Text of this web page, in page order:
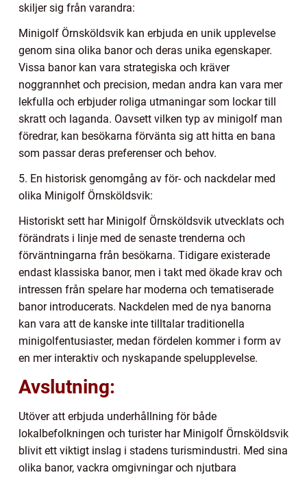
skiljer sig från varandra:
Minigolf Örnsköldsvik kan erbjuda en unik upplevelse
genom sina olika banor och deras unika egenskaper.
Vissa banor kan vara strategiska och kräver
noggrannhet och precision, medan andra kan vara mer
lekfulla och erbjuder roliga utmaningar som lockar till
skratt och laganda. Oavsett vilken typ av minigolf man
föredrar, kan besökarna förvänta sig att hitta en bana
som passar deras preferenser och behov.
5. En historisk genomgång av för- och nackdelar med
olika Minigolf Örnsköldsvik:
Historiskt sett har Minigolf Örnsköldsvik utvecklats och
förändrats i linje med de senaste trenderna och
förväntningarna från besökarna. Tidigare existerade
endast klassiska banor, men i takt med ökade krav och
intressen från spelare har moderna och tematiserade
banor introducerats. Nackdelen med de nya banorna
kan vara att de kanske inte tilltalar traditionella
minigolfentusiaster, medan fördelen kommer i form av
en mer interaktiv och nyskapande spelupplevelse.
Avslutning:
Utöver att erbjuda underhållning för både
lokalbefolkningen och turister har Minigolf Örnsköldsvik
blivit ett viktigt inslag i stadens turismindustri. Med sina
olika banor, vackra omgivningar och njutbara